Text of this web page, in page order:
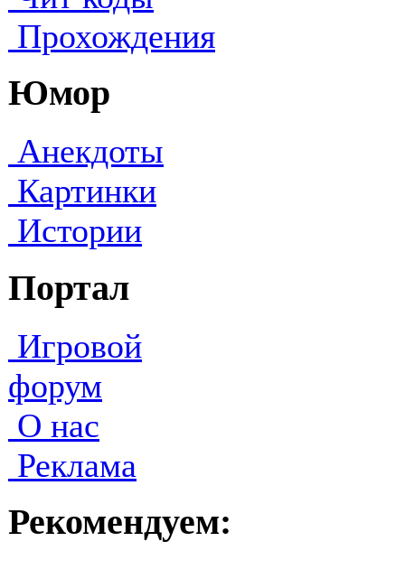
Прохождения
Юмор
Анекдоты
Картинки
Истории
Портал
Игровой
форум
О нас
Реклама
Рекомендуем: